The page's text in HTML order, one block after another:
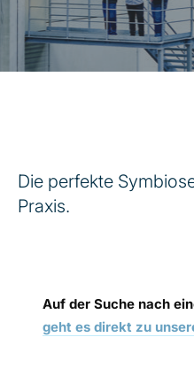
Die perfekte
Praxis.
Auf der Suche nach
geht es direkt zu